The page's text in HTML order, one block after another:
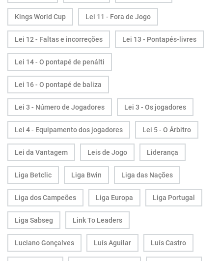
Kings World Cup Lei 11 - Fora de Jogo
Lei 12 - Faltas e incorreções Lei 13 - Pontapés-livres
Lei 14 - O pontapé de penálti
Lei 16 - O pontapé de baliza
Lei 3 - Número de Jogadores Lei 3 - Os jogadores
Lei 4 - Equipamento dos jogadores Lei 5 - O Árbitro
Lei da Vantagem Leis de Jogo Liderança
Liga Betclic Liga Bwin Liga das Nações
Liga dos Campeões Liga Europa Liga Portugal
Liga Sabseg Link To Leaders
Luciano Gonçalves Luís Aguilar Luís Castro